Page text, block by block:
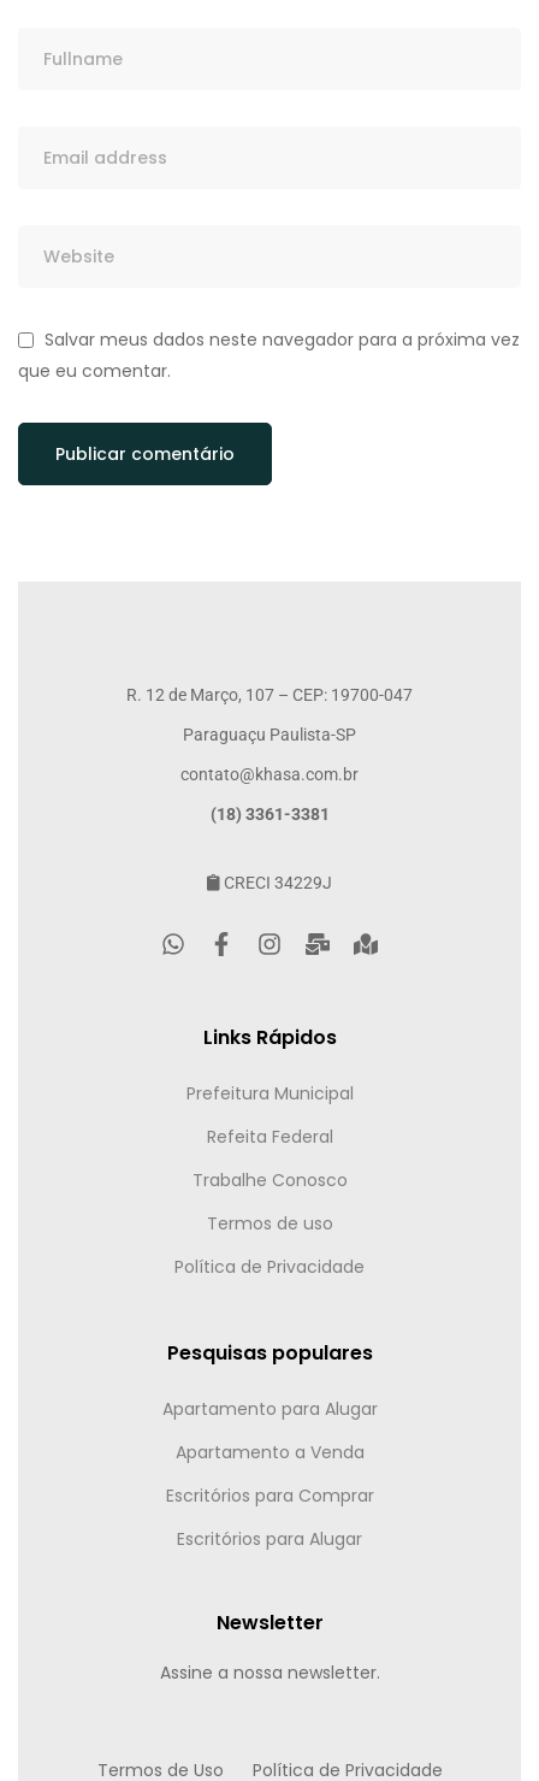
Salvar meus dados neste navegador para a próxima vez
que eu comentar.
R. 12 de Março, 107 – CEP: 19700-047
Paraguaçu Paulista-SP
contato@khasa.com.br
(18) 3361-3381
CRECI 34229J
Links Rápidos
Prefeitura Municipal
Refeita Federal
Trabalhe Conosco
Termos de uso
Política de Privacidade
Pesquisas populares
Apartamento para Alugar
Apartamento a Venda
Escritórios para Comprar
Escritórios para Alugar
Newsletter
Assine a nossa newsletter.
Termos de Uso Política de Privacidade